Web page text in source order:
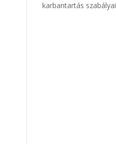
karbantartás szabályai